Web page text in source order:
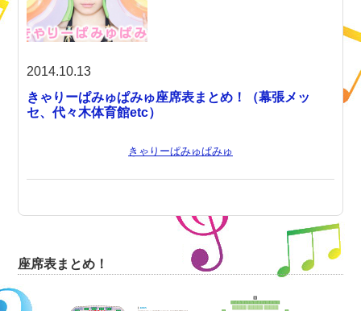
2014.10.13
きゃりーぱみゅぱみゅ座席表まとめ！（幕張メッ
セ、代々木体育館etc）
きゃりーぱみゅぱみゅ
座席表まとめ！